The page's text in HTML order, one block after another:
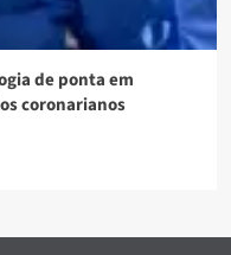
de ponta em
coronarianos